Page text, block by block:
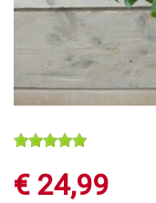
€ 24,99